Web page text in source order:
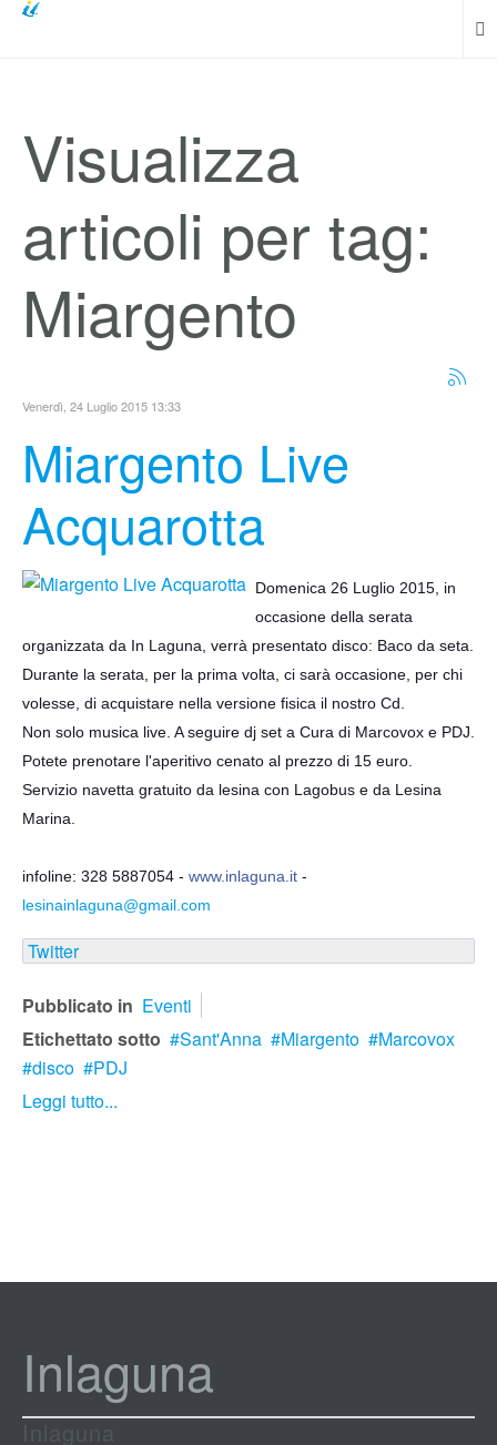
Visualizza
articoli per tag:
Miargento
Venerdì, 24 Luglio 2015 13:33
Miargento Live
Acquarotta
Domenica 26 Luglio 2015, in
occasione della serata
organizzata da In Laguna, verrà presentato disco: Baco da seta.
Durante la serata, per la prima volta, ci sarà occasione, per chi
volesse, di acquistare nella versione fisica il nostro Cd.
Non solo musica live. A seguire dj set a Cura di Marcovox e PDJ.
Potete prenotare l'aperitivo cenato al prezzo di 15 euro.
Servizio navetta gratuito da lesina con Lagobus e da Lesina
Marina.
infoline: 328 5887054 - www.inlaguna.it -
lesinainlaguna@gmail.com
Twitter
Pubblicato in Eventi
Etichettato sotto
Sant'Anna Miargento
Marcovox
disco
PDJ
Leggi tutto...
Inlaguna